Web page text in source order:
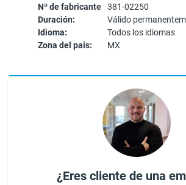
Nº de fabricante
381-02250
Duración:
Válido
Idioma:
Todos los idiomas
Zona del país:
MX
¿Eres cliente de una